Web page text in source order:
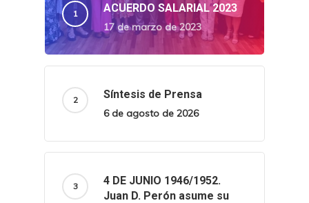
ACUERDO SALARIAL 2023
17 de marzo de 2023
Síntesis de Prensa
6 de agosto de 2026
4 DE JUNIO 1946/1952.
Juan D. Perón asume su